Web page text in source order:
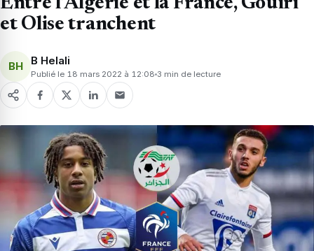
et Olise tranchent
BH B Helali
Publié le 18 mars 2022 à 12:08 3 min de lecture